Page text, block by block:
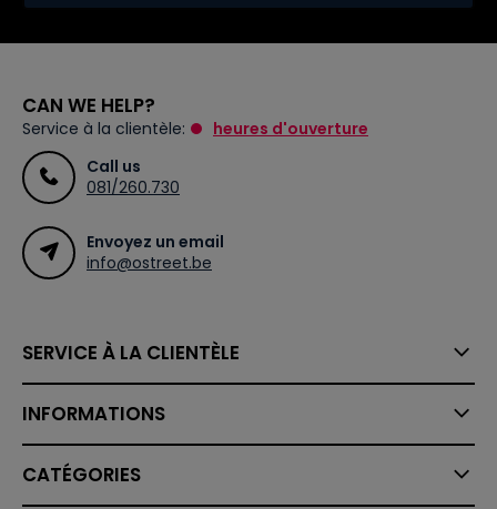
CAN WE HELP?
Service à la clientèle:
heures d'ouverture
Call us
081/260.730
Envoyez un email
info@ostreet.be
SERVICE À LA CLIENTÈLE
INFORMATIONS
CATÉGORIES